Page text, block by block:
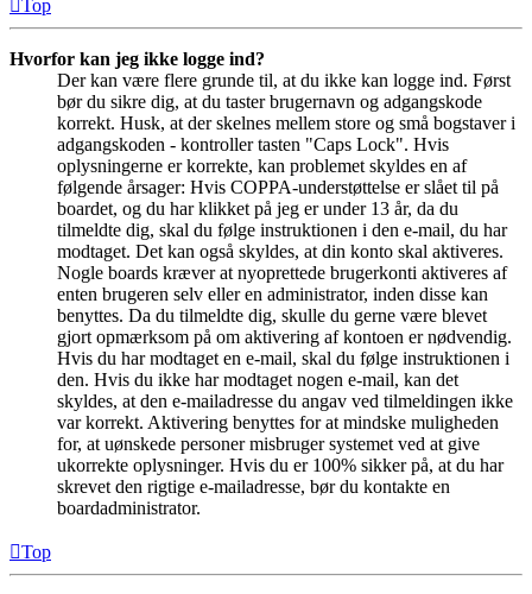
Top
Hvorfor kan jeg ikke logge ind?
Der kan være flere grunde til, at du ikke kan logge ind. Først
bør du sikre dig, at du taster brugernavn og adgangskode
korrekt. Husk, at der skelnes mellem store og små bogstaver i
adgangskoden - kontroller tasten "Caps Lock". Hvis
oplysningerne er korrekte, kan problemet skyldes en af
følgende årsager: Hvis COPPA-understøttelse er slået til på
boardet, og du har klikket på jeg er under 13 år, da du
tilmeldte dig, skal du følge instruktionen i den e-mail, du har
modtaget. Det kan også skyldes, at din konto skal aktiveres.
Nogle boards kræver at nyoprettede brugerkonti aktiveres af
enten brugeren selv eller en administrator, inden disse kan
benyttes. Da du tilmeldte dig, skulle du gerne være blevet
gjort opmærksom på om aktivering af kontoen er nødvendig.
Hvis du har modtaget en e-mail, skal du følge instruktionen i
den. Hvis du ikke har modtaget nogen e-mail, kan det
skyldes, at den e-mailadresse du angav ved tilmeldingen ikke
var korrekt. Aktivering benyttes for at mindske muligheden
for, at uønskede personer misbruger systemet ved at give
ukorrekte oplysninger. Hvis du er 100% sikker på, at du har
skrevet den rigtige e-mailadresse, bør du kontakte en
boardadministrator.
Top